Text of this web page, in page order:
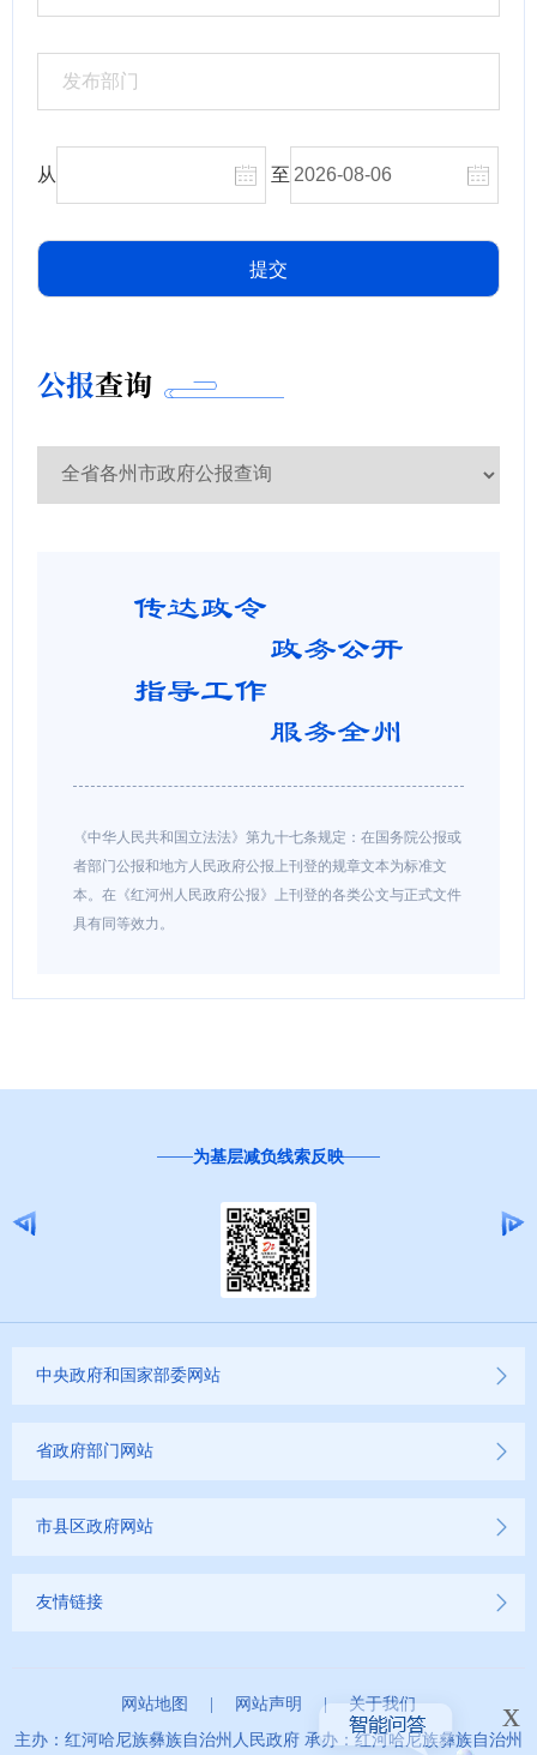
从 至
公报查询
《中华人民共和国立法法》第九十七条规定：在国务院公报或
者部门公报和地方人民政府公报上刊登的规章文本为标准文
本。在《红河州人民政府公报》上刊登的各类公文与正式文件
具有同等效力。
为基层减负线索反映
中央政府和国家部委网站
省政府部门网站
市县区政府网站
友情链接
网站地图 网站声明 | 关于我们
主办：红河哈尼族彝族自治州人民政府 承办：红河哈尼族彝族自治州
x